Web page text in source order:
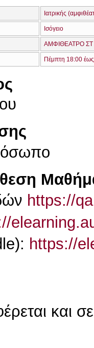
Ιατρικής
Ισόγειο
ΑΜΦΙΘΕΑΤΡΟ ΣΤ
Πέμπτη 18:00
https://
https://
και